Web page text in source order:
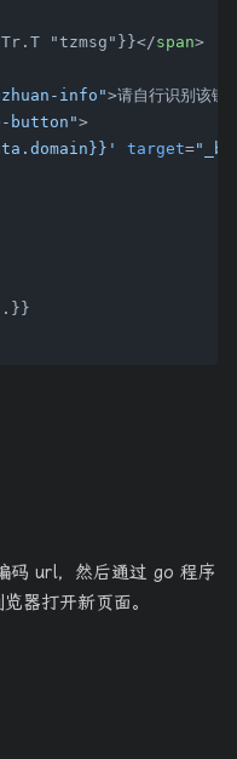
"tzmsg"}}</span>
info">请自行识别该
button">
target=
.}}
码 url，然后通过 go 程序
器打开新页面。